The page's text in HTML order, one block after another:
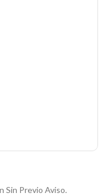
Sin Previo Aviso.